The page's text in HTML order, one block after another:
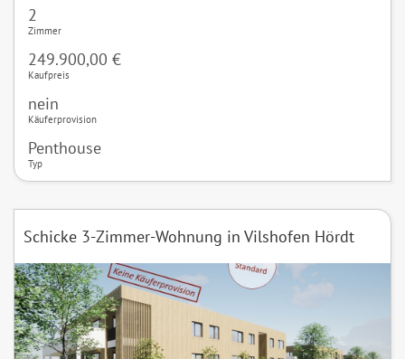
2
Zimmer
249.900,00 €
Kaufpreis
nein
Käuferprovision
Penthouse
Typ
Schicke 3-Zimmer-Wohnung in Vilshofen Hördt